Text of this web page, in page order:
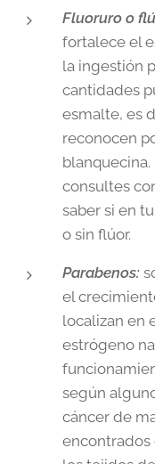
Fluoruro o
fortalece el
la ingestión
cantidades
esmalte, es
reconocen
consultes
saber si en
o sin flúor.
Parabenos:
el
localizan en
estrógeno
según
cáncer de
encontrados